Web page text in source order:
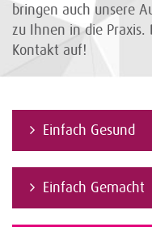
bringen auch unsere
zu Ihnen in die
Kontakt auf!
Einfach Gesund
Einfach Gemacht